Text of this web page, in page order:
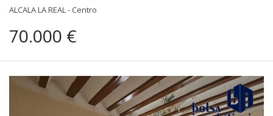
ALCALA LA REAL - Centro
70.000 €